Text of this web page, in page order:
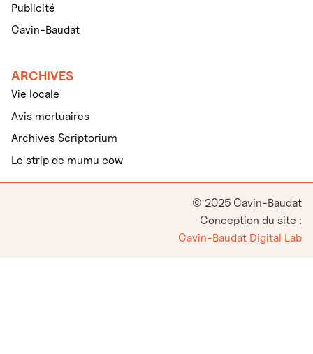
Publicité
Cavin-Baudat
ARCHIVES
Vie locale
Avis mortuaires
Archives Scriptorium
Le strip de mumu cow
© 2025 Cavin-Baudat
Conception du site :
Cavin-Baudat Digital Lab